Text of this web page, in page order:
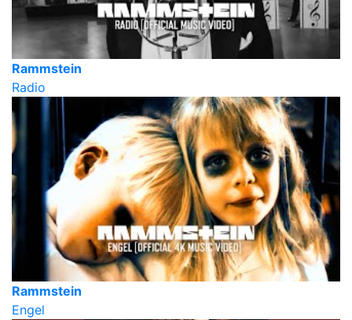
Rammstein
Radio
Rammstein
Engel